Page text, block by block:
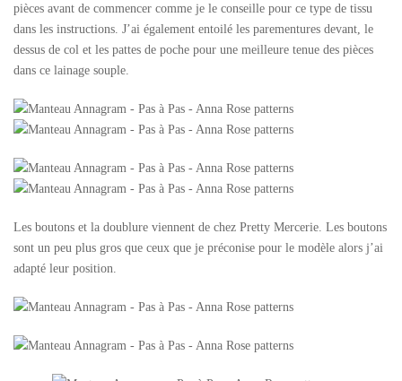
pièces avant de commencer comme je le conseille pour ce type de tissu
dans les instructions. J’ai également entoilé les parementures devant, le
dessus de col et les pattes de poche pour une meilleure tenue des pièces
dans ce lainage souple.
Les boutons et la doublure viennent de chez Pretty Mercerie. Les boutons
sont un peu plus gros que ceux que je préconise pour le modèle alors j’ai
adapté leur position.